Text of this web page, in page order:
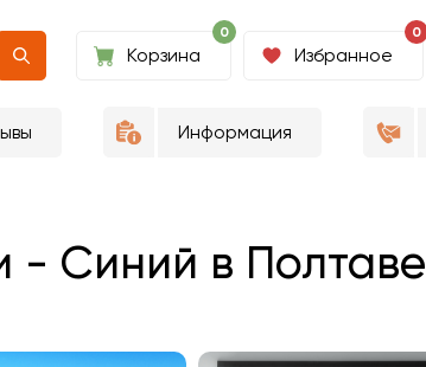
0
Корзина
0
Избранное
Информация
- Синий в Полтаве